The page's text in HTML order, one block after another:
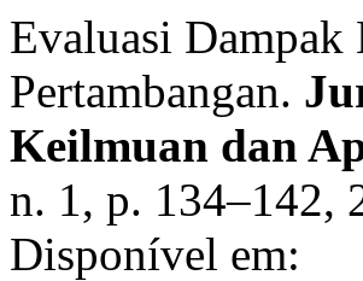
Evaluasi
Pertambangan.
Keilmuan dan
n. 1, p. 134–142,
Disponível em: